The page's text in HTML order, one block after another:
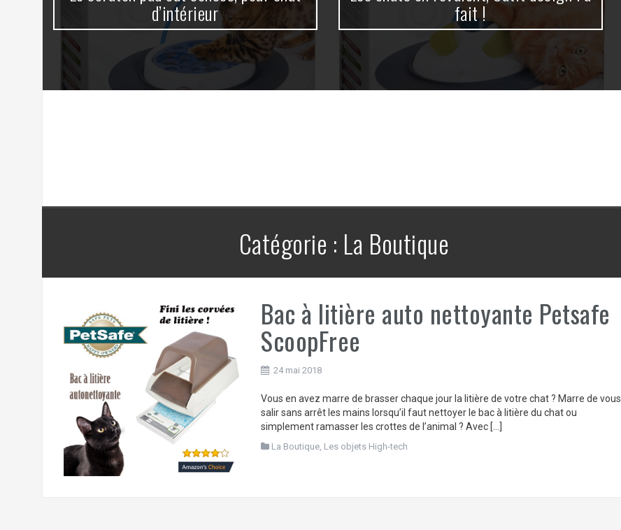
d’intérieur fait !
Catégorie : La Boutique
Bac à litière auto nettoyante Petsafe
ScoopFree
24 mai 2018
Vous en avez marre de brasser chaque jour la litière de votre chat ? Marre de vous
salir sans arrêt les mains lorsqu’il faut nettoyer le bac à litière du chat ou
simplement ramasser les crottes de l’animal ? Avec […]
La Boutique, Les objets High-tech